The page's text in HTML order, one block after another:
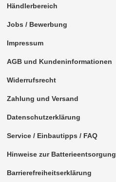
für MAN
für Mazda
für Mercedes-Benz
für Mini
Cooper
One
für Mitsubishi
Händlerbereich
Jobs / Bewerbung
Impressum
AGB und Kundeninformationen
Widerrufsrecht
Zahlung und Versand
Datenschutzerklärung
Service / Einbautipps / FAQ
Hinweise zur Batterieentsorgung
Barrierefreiheitserklärung